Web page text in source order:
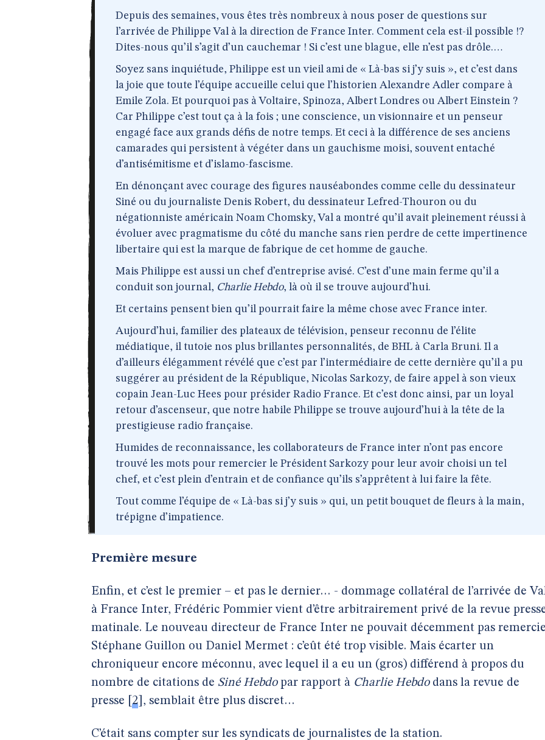
Depuis des semaines, vous êtes très nombreux à nous poser de questions sur
l’arrivée de Philippe Val à la direction de France Inter. Comment cela est-il possible !?
Dites-nous qu’il s’agit d’un cauchemar ! Si c’est une blague, elle n’est pas drôle.…
Soyez sans inquiétude, Philippe est un vieil ami de « Là-bas si j’y suis », et c’est dans
la joie que toute l’équipe accueille celui que l’historien Alexandre Adler compare à
Emile Zola. Et pourquoi pas à Voltaire, Spinoza, Albert Londres ou Albert Einstein ?
Car Philippe c’est tout ça à la fois ; une conscience, un visionnaire et un penseur
engagé face aux grands défis de notre temps. Et ceci à la différence de ses anciens
camarades qui persistent à végéter dans un gauchisme moisi, souvent entaché
d’antisémitisme et d’islamo-fascisme.
En dénonçant avec courage des figures nauséabondes comme celle du dessinateur
Siné ou du journaliste Denis Robert, du dessinateur Lefred-Thouron ou du
négationniste américain Noam Chomsky, Val a montré qu’il avait pleinement réussi à
évoluer avec pragmatisme du côté du manche sans rien perdre de cette impertinence
libertaire qui est la marque de fabrique de cet homme de gauche.
Mais Philippe est aussi un chef d’entreprise avisé. C’est d’une main ferme qu’il a
conduit son journal, Charlie Hebdo, là où il se trouve aujourd’hui.
Et certains pensent bien qu’il pourrait faire la même chose avec France inter.
Aujourd’hui, familier des plateaux de télévision, penseur reconnu de l’élite
médiatique, il tutoie nos plus brillantes personnalités, de BHL à Carla Bruni. Il a
d’ailleurs élégamment révélé que c’est par l’intermédiaire de cette dernière qu’il a pu
suggérer au président de la République, Nicolas Sarkozy, de faire appel à son vieux
copain Jean-Luc Hees pour présider Radio France. Et c’est donc ainsi, par un loyal
retour d’ascenseur, que notre habile Philippe se trouve aujourd’hui à la tête de la
prestigieuse radio française.
Humides de reconnaissance, les collaborateurs de France inter n’ont pas encore
trouvé les mots pour remercier le Président Sarkozy pour leur avoir choisi un tel
chef, et c’est plein d’entrain et de confiance qu’ils s’apprêtent à lui faire la fête.
Tout comme l’équipe de « Là-bas si j’y suis » qui, un petit bouquet de fleurs à la main,
trépigne d’impatience.
Première mesure
Enfin, et c’est le premier – et pas le dernier… - dommage collatéral de l’arrivée de
à France Inter, Frédéric Pommier vient d’être arbitrairement privé de la revue
matinale. Le nouveau directeur de France Inter ne pouvait décemment pas
Stéphane Guillon ou Daniel Mermet : c’eût été trop visible. Mais écarter un
chroniqueur encore méconnu, avec lequel il a eu un (gros) différend à propos du
nombre de citations de Siné Hebdopar rapport à Charlie Hebdodans la revue de
presse
2 , semblait être plus discret…
C’était sans compter sur les syndicats de journalistes de la station.